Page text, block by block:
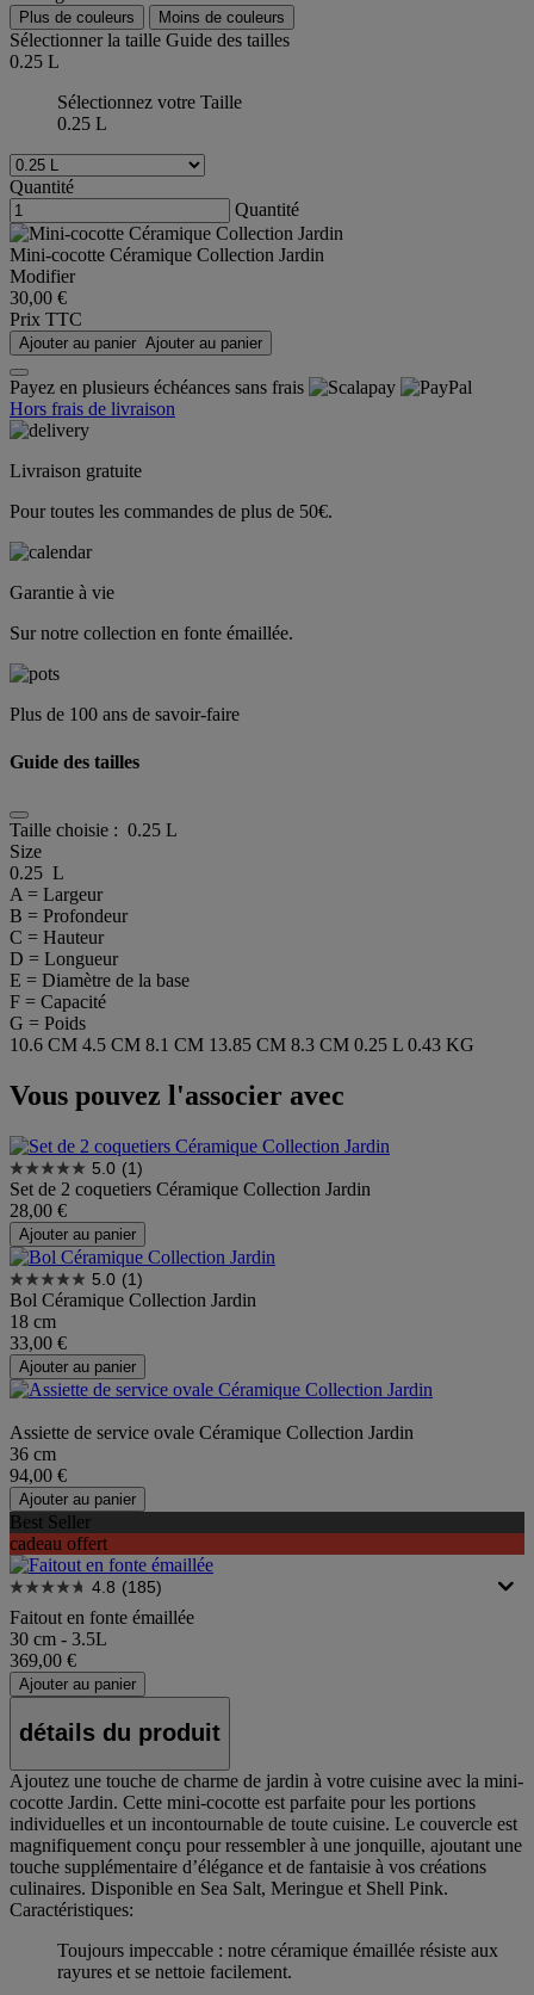
Plus de couleurs Moins de couleurs
Sélectionner la taille Guide des tailles
0.25 L
Sélectionnez votre Taille
0.25 L
Quantité
Quantité
Mini-cocotte Céramique Collection Jardin
Modifier
30,00 €
Prix TTC
Ajouter au panier Ajouter au panier
Payez en plusieurs échéances sans frais
Hors frais de livraison
Livraison gratuite
Pour toutes les commandes de plus de 50€.
Garantie à vie
Sur notre collection en fonte émaillée.
Plus de 100 ans de savoir-faire
Guide des tailles
Taille choisie : 0.25 L
Size
0.25 L
A = Largeur
B = Profondeur
C = Hauteur
D = Longueur
E = Diamètre de la base
F = Capacité
G = Poids
10.6 CM 4.5 CM 8.1 CM 13.85 CM 8.3 CM 0.25 L 0.43 KG
Vous pouvez l'associer avec
5.0 (1)
Set de 2 coquetiers Céramique Collection Jardin
28,00 €
Ajouter au panier
5.0 (1)
Bol Céramique Collection Jardin
18 cm
33,00 €
Ajouter au panier
Assiette de service ovale Céramique Collection Jardin
36 cm
94,00 €
Ajouter au panier
Best Seller
cadeau offert
4.8 (185)
Faitout en fonte émaillée
30 cm - 3.5L
369,00 €
Ajouter au panier
détails du produit
Ajoutez une touche de charme de jardin à votre cuisine avec la mini-
cocotte Jardin. Cette mini-cocotte est parfaite pour les portions
individuelles et un incontournable de toute cuisine. Le couvercle est
magnifiquement conçu pour ressembler à une jonquille, ajoutant une
touche supplémentaire d’élégance et de fantaisie à vos créations
culinaires. Disponible en Sea Salt, Meringue et Shell Pink.
Caractéristiques:
Toujours impeccable : notre céramique émaillée résiste aux
rayures et se nettoie facilement.